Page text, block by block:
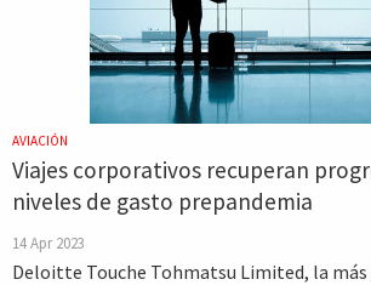
AVIACIÓN
Viajes corporativos recuperan
niveles de gasto prepandemia
14 Apr 2023
Deloitte Touche Tohmatsu Limited, la más